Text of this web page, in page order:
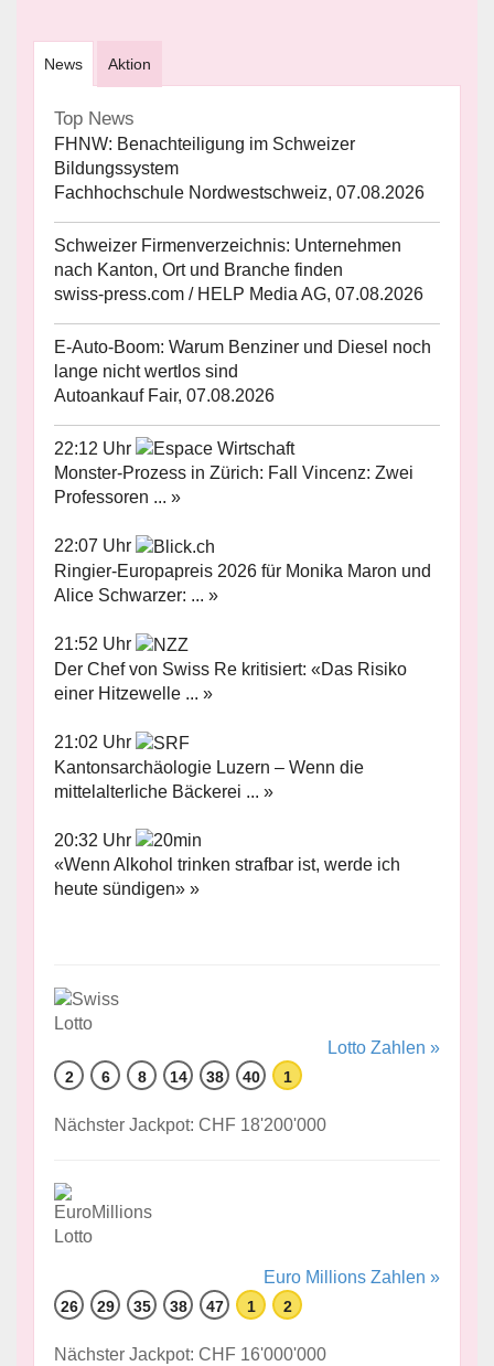
News Aktion
Top News
FHNW: Benachteiligung im Schweizer
Bildungssystem
Fachhochschule Nordwestschweiz, 07.08.2026
Schweizer Firmenverzeichnis: Unternehmen
nach Kanton, Ort und Branche finden
swiss-press.com / HELP Media AG, 07.08.2026
E-Auto-Boom: Warum Benziner und Diesel noch
lange nicht wertlos sind
Autoankauf Fair, 07.08.2026
22:12 Uhr
Monster-Prozess in Zürich: Fall Vincenz: Zwei
Professoren ... »
22:07 Uhr
Ringier-Europapreis 2026 für Monika Maron und
Alice Schwarzer: ... »
21:52 Uhr
Der Chef von Swiss Re kritisiert: «Das Risiko
einer Hitzewelle ... »
21:02 Uhr
Kantonsarchäologie Luzern – Wenn die
mittelalterliche Bäckerei ... »
20:32 Uhr
«Wenn Alkohol trinken strafbar ist, werde ich
heute sündigen» »
Lotto Zahlen »
2 6 8 14 38 40 1
Nächster Jackpot: CHF 18'200'000
Euro Millions Zahlen »
26 29 35 38 47 1 2
Nächster Jackpot: CHF 16'000'000